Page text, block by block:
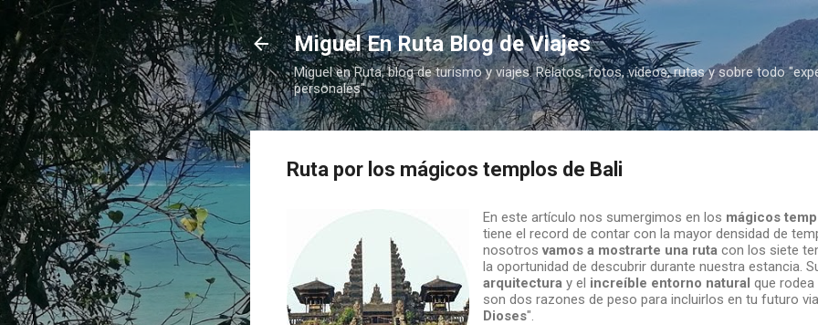
Ir al contenido principal
Miguel En Ruta Blog de Viajes
Miguel en Ruta, blog de turismo y viajes. Relatos, fotos, vídeos, rutas y sobre todo
personales"
Ruta por los mágicos templos de Bali
En este artículo nos sumergimos en los mágicos
tiene el record de contar con la mayor densidad de
nosotrosvamos a mostrarte una ruta con los siete
la oportunidad de descubrir durante nuestra estancia.
arquitectura y el increíble entorno natural que
son dos razones de peso para incluirlos en tu futuro
Dioses".